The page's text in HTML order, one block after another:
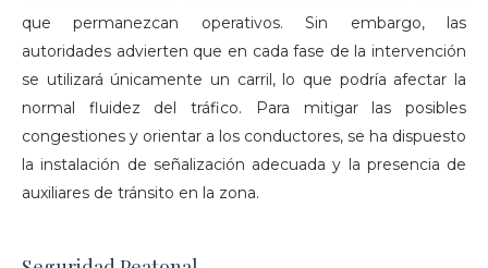
que permanezcan operativos. Sin embargo, las
autoridades advierten que en cada fase de la intervención
se utilizará únicamente un carril, lo que podría afectar la
normal fluidez del tráfico. Para mitigar las posibles
congestiones y orientar a los conductores, se ha dispuesto
la instalación de señalización adecuada y la presencia de
auxiliares de tránsito en la zona.